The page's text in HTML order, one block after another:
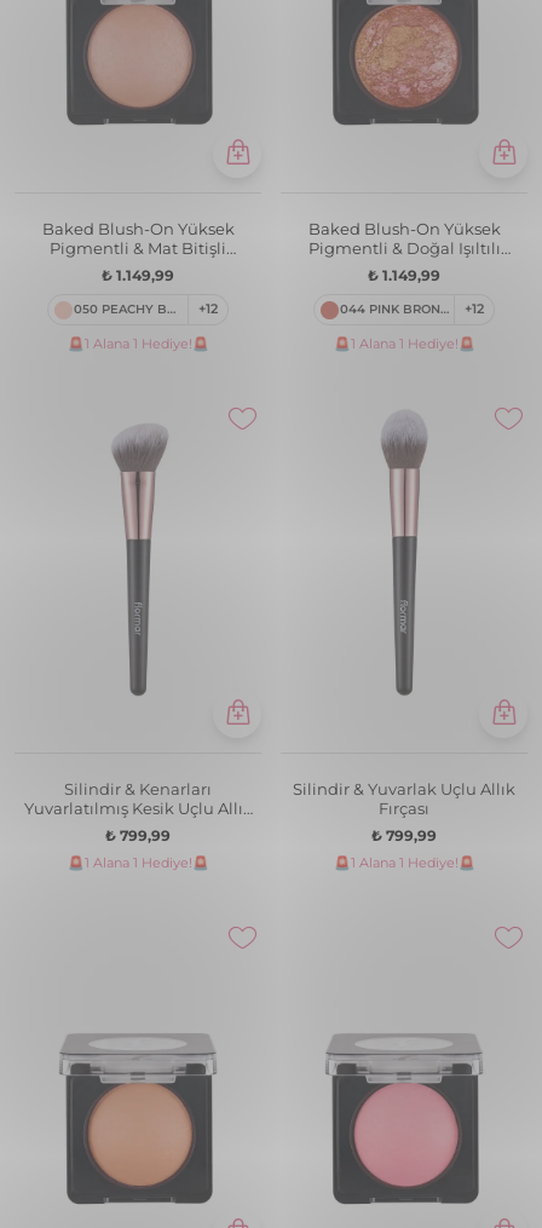
Baked Blush-On Yüksek
Pigmentli & Mat Bitişli
Fırınlanmış Allık
₺ 1.149,99
050 PEACHY BRONZE +12
🚨1 Alana 1 Hediye!🚨
Baked Blush-On Yüksek
Pigmentli & Doğal Işıltılı
Fırınlanmış Allık
₺ 1.149,99
044 PINK BRONZE +12
🚨1 Alana 1 Hediye!🚨
Silindir & Kenarları
Yuvarlatılmış Kesik Uçlu Allık
Fırçası
₺ 799,99
🚨1 Alana 1 Hediye!🚨
Silindir & Yuvarlak Uçlu Allık
Fırçası
₺ 799,99
🚨1 Alana 1 Hediye!🚨